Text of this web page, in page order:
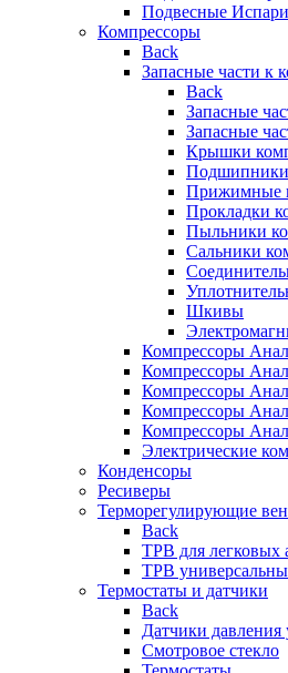
Подвесные
Компрессоры
Back
Запасные части к
Back
Запасные
Запасные
Крышки
Подшипники
Прижимные
Прокладки
Пыльники
Сальники
Шкивы
Компрессоры
Компрессоры
Компрессоры
Компрессоры
Компрессоры
Электрические
Конденсоры
Ресиверы
Терморегулирующие
Back
ТРВ для легковых
ТРВ
Термостаты и датчики
Back
Датчики давления
Смотровое стекло